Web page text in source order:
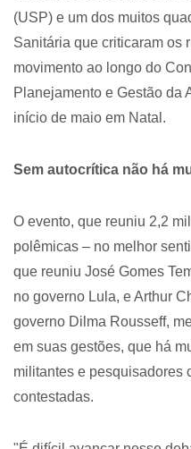
(USP) e um dos muitos
Sanitária que criticaram os
movimento ao longo do
Planejamento e Gestão da
início de maio em Natal.
Sem autocrítica não há
O evento, que reuniu 2,2
polêmicas – no melhor
que reuniu José Gomes
no governo Lula, e Arthur
governo Dilma Rousseff,
em suas gestões, que há
militantes e pesquisadores
contestadas.